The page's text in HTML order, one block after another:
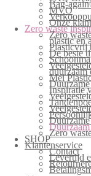
Bag-
MVO
Onze
Zero waste
Zero
plastic en
Plasticvrij
De beste
Mei
Duurzame
Inspiratie
Zero
SHOP
Klantenservice
Contact
Levertijd